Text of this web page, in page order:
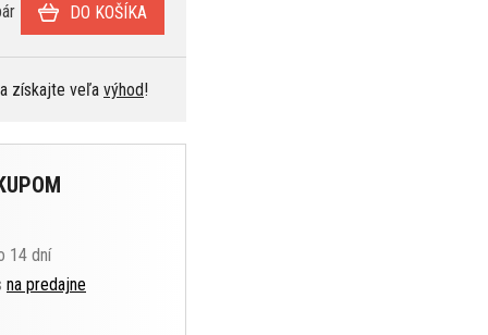
DO KOŠÍKA
získajte veľa výhod!
14 dní
na predajne